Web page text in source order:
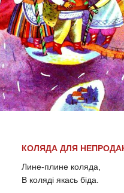
КОЛЯДА ДЛЯ
Лине-плине коляда,
В коляді якась біда.